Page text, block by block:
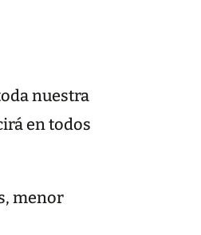
nuestra
en todos
menor